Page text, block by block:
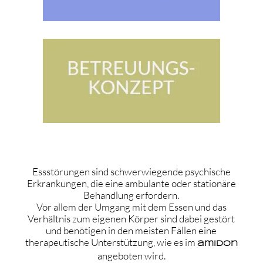
Essstörungen sind schwerwiegende psychische
Erkrankungen, die eine ambulante oder stationäre
Behandlung erfordern.
Vor allem der Umgang mit dem Essen und das
Verhältnis zum eigenen Körper sind dabei gestört
und benötigen in den meisten Fällen eine
therapeutische Unterstützung, wie es im amIDon
angeboten wird.